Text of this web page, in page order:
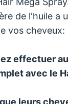
de l'huile a
vos cheveux:
effectuer
avec le